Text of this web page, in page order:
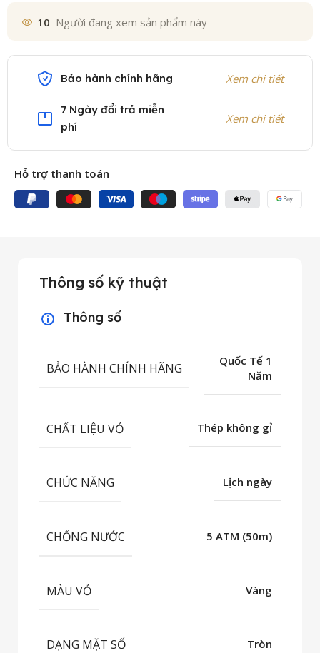
10 Người đang xem sản phẩm này
Bảo hành chính hãng Xem chi tiết
7 Ngày đổi trả miễn
phí
Xem chi tiết
Hỗ trợ thanh toán
Thông số kỹ thuật
Thông số
BẢO HÀNH CHÍNH HÃNG
Quốc Tế 1
Năm
CHẤT LIỆU VỎ Thép không gỉ
CHỨC NĂNG Lịch ngày
CHỐNG NƯỚC 5 ATM (50m)
MÀU VỎ Vàng
DẠNG MẶT SỐ Tròn